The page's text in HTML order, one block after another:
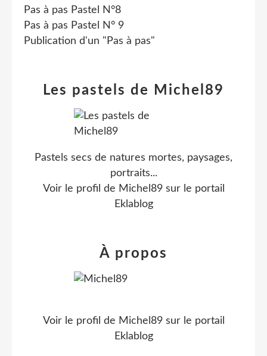
Pas à pas Pastel N°8
Pas à pas Pastel N° 9
Publication d'un "Pas à pas"
Les pastels de Michel89
Pastels secs de natures mortes, paysages,
portraits...
Voir le profil de Michel89sur le portail
Eklablog
À propos
Voir le profil de Michel89sur le portail
Eklablog